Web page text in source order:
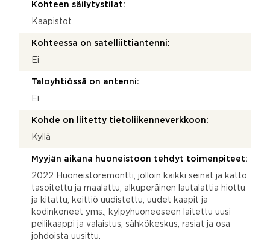
Kohteen säilytystilat:
Kaapistot
Kohteessa on satelliittiantenni:
Ei
Taloyhtiössä on antenni:
Ei
Kohde on liitetty tietoliikenneverkkoon:
Kyllä
Myyjän aikana huoneistoon tehdyt toimenpiteet:
2022 Huoneistoremontti, jolloin kaikki seinät ja katto
tasoitettu ja maalattu, alkuperäinen lautalattia hiottu
ja kitattu, keittiö uudistettu, uudet kaapit ja
kodinkoneet yms., kylpyhuoneeseen laitettu uusi
peilikaappi ja valaistus, sähkökeskus, rasiat ja osa
johdoista uusittu.